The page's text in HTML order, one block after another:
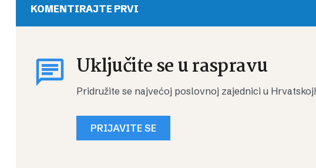
KOMENTIRAJTE PRVI
Uključite se u raspravu
Pridružite se najvećoj poslovnoj zajednici u Hrvatskoj!
PRIJAVITE SE